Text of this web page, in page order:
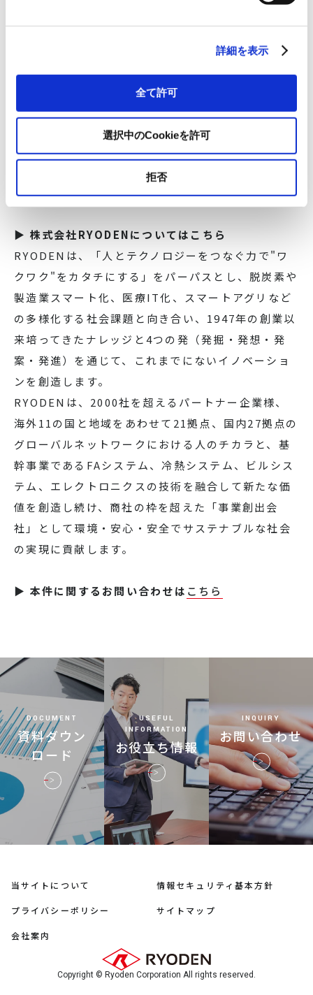
詳細を表示
全て許可
選択中のCookieを許可
拒否
▶ 株式会社RYODENについてはこちら
RYODENは、「人とテクノロジーをつなぐ力で"ワ
クワク"をカタチにする」をパーパスとし、脱炭素や
製造業スマート化、医療IT化、スマートアグリなど
の多様化する社会課題と向き合い、1947年の創業以
来培ってきたナレッジと4つの発（発掘・発想・発
案・発進）を通じて、これまでにないイノベーショ
ンを創造します。
RYODENは、2000社を超えるパートナー企業様、
海外11の国と地域をあわせて21拠点、国内27拠点の
グローバルネットワークにおける人のチカラと、基
幹事業であるFAシステム、冷熱システム、ビルシス
テム、エレクトロニクスの技術を融合して新たな価
値を創造し続け、商社の枠を超えた「事業創出会
社」として環境・安心・安全でサステナブルな社会
の実現に貢献します。
▶ 本件に関するお問い合わせは こちら
DOCUMENT
資料ダウン
ロード
USEFUL
INFORMATION
お役立ち情報
INQUIRY
お問い合わせ
当サイトについて 情報セキュリティ基本方針
プライバシーポリシー サイトマップ
会社案内
Copyright © Ryoden Corporation All rights reserved.